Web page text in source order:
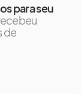
para seu
de